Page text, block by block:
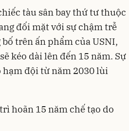
tàu sân bay thứ tư thuộc
đối mặt với sự chậm trễ
trên ấn phẩm của USNI,
kéo dài lên đến 15 năm. Sự
đội từ năm 2030 lùi